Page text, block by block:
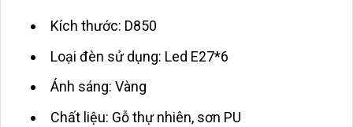
Kích thước: D850
Loại đèn sử dụng: Led E27*6
Ánh sáng: Vàng
Chất liệu: Gỗ thự nhiên, sơn PU